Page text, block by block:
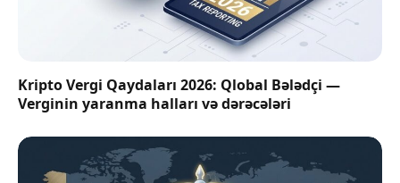
Kripto Vergi Qaydaları 2026: Qlobal Bələdçi —
Verginin yaranma halları və dərəcələri